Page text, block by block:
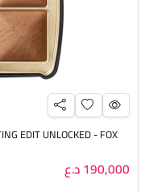
190,000 د.ع